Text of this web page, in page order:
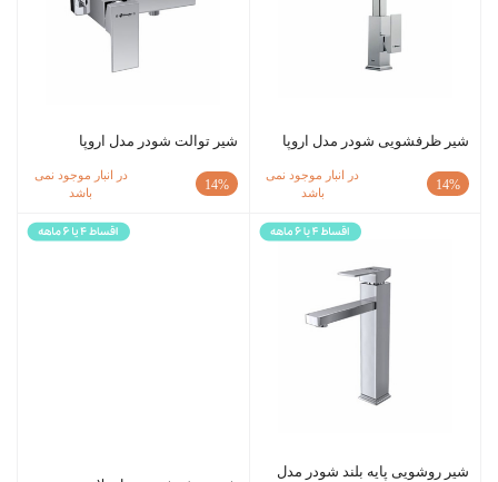
شیر ظرفشویی شودر مدل اروپا
14%
در انبار موجود نمی
باشد
شیر توالت شودر مدل اروپا
14%
در انبار موجود نمی
باشد
شیر روشویی پایه بلند شودر مدل